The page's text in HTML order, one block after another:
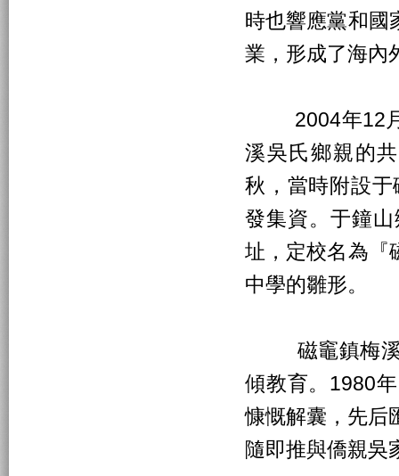
時也響應黨和國
業，形成了海內
2004年12月
溪吳氏鄉親的
秋，當時附設
發集資。于鐘
址，定校名為『
中學的雛形。
磁竈鎮梅溪鄉
傾教育。1980
慷慨解囊，先后
隨即推與僑親吳